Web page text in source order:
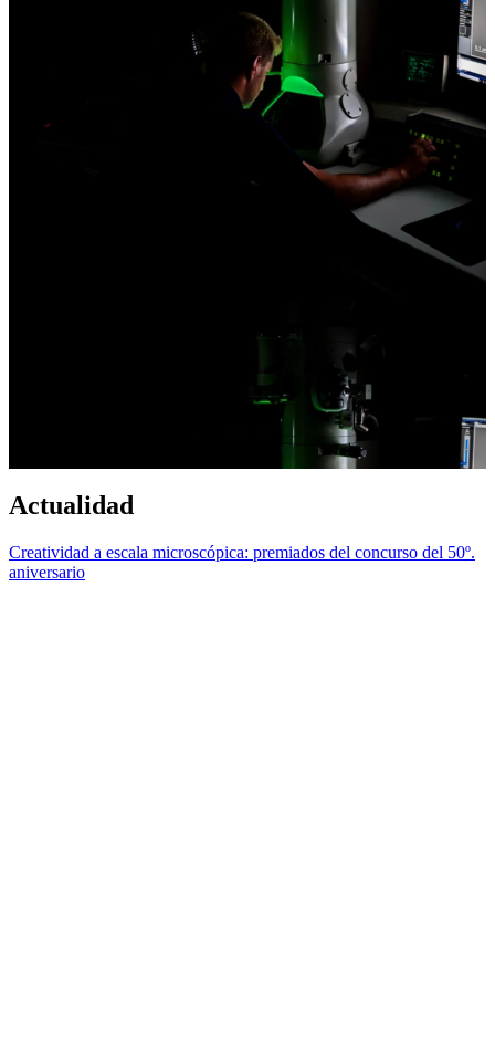
Actualidad
Creatividad a escala microscópica: premiados del concurso del 50º.
aniversario